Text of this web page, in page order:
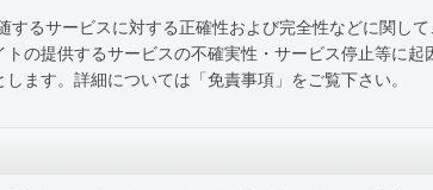
するサービスに対する正確性および完全性などに関し
の提供するサービスの不確実性・サービス停止等に起
ます。詳細については「免責事項」をご覧下さい。